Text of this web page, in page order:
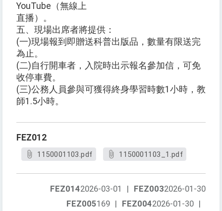
YouTube（無線上
直播）。
五、現場出席者將提供：
(一)現場報到即贈送科普出版品，數量有限送完
為止。
(二)自行開車者，入院時出示報名參加信，可免
收停車費。
(三)公務人員參與可獲得終身學習時數1小時，教
師1.5小時。
FEZ012
1150001103.pdf 1150001103_1.pdf
FEZ0032026-01-30
FEZ0142026-03-01
|
FEZ0042026-01-30 |
FEZ005169 |